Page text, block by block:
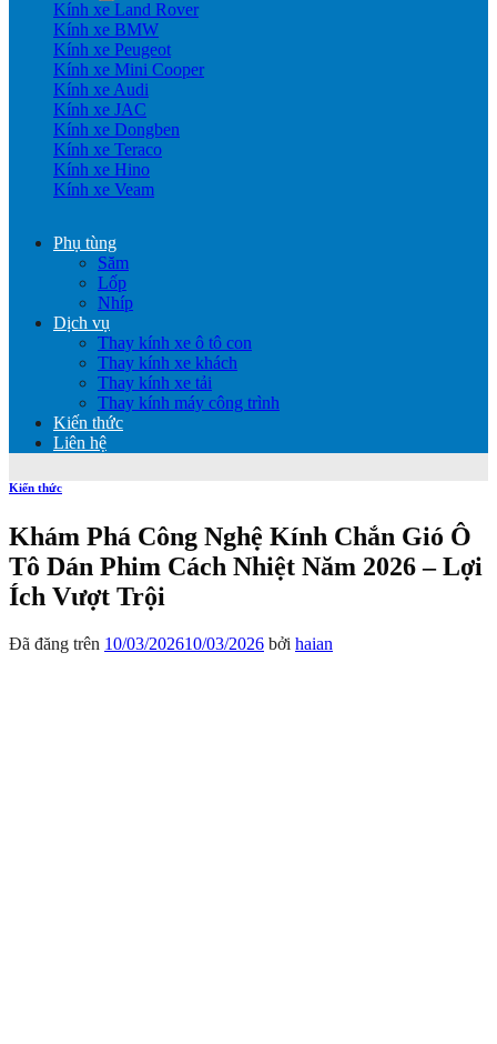
Kính xe Land Rover
Kính xe BMW
Kính xe Peugeot
Kính xe Mini Cooper
Kính xe Audi
Kính xe JAC
Kính xe Dongben
Kính xe Teraco
Kính xe Hino
Kính xe Veam
Phụ tùng
Săm
Lốp
Nhíp
Dịch vụ
Thay kính xe ô tô con
Thay kính xe khách
Thay kính xe tải
Thay kính máy công trình
Kiến thức
Liên hệ
Kiến thức
Khám Phá Công Nghệ Kính Chắn Gió Ô
Tô Dán Phim Cách Nhiệt Năm 2026 – Lợi
Ích Vượt Trội
Đã đăng trên 10/03/202610/03/2026 bởi haian